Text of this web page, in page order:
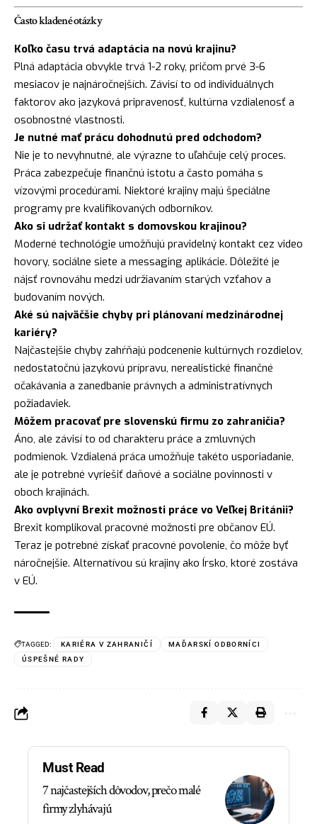
Často kladené otázky
Koľko času trvá adaptácia na novú krajinu?
Plná adaptácia obvykle trvá 1-2 roky, pričom prvé 3-6
mesiacov je najnáročnejších. Závisí to od individuálnych
faktorov ako jazyková pripravenosť, kultúrna vzdialenosť a
osobnostné vlastnosti.
Je nutné mať prácu dohodnutú pred odchodom?
Nie je to nevyhnutné, ale výrazne to uľahčuje celý proces.
Práca zabezpečuje finančnú istotu a často pomáha s
vízovými procedúrami. Niektoré krajiny majú špeciálne
programy pre kvalifikovaných odborníkov.
Ako si udržať kontakt s domovskou krajinou?
Moderné technológie umožňujú pravidelný kontakt cez video
hovory, sociálne siete a messaging aplikácie. Dôležité je
nájsť rovnováhu medzi udržiavaním starých vzťahov a
budovaním nových.
Aké sú najväčšie chyby pri plánovaní medzinárodnej
kariéry?
Najčastejšie chyby zahŕňajú podcenenie kultúrnych rozdielov,
nedostatočnú jazykovú prípravu, nerealistické finančné
očakávania a zanedbanie právnych a administratívnych
požiadaviek.
Môžem pracovať pre slovenskú firmu zo zahraničia?
Áno, ale závisí to od charakteru práce a zmluvných
podmienok. Vzdialená práca umožňuje takéto usporiadanie,
ale je potrebné vyriešiť daňové a sociálne povinnosti v
oboch krajinách.
Ako ovplyvní Brexit možnosti práce vo Veľkej Británii?
Brexit komplikoval pracovné možnosti pre občanov EÚ.
Teraz je potrebné získať pracovné povolenie, čo môže byť
náročnejšie. Alternatívou sú krajiny ako Írsko, ktoré zostáva
v EÚ.
TAGGED: KARIÉRA V ZAHRANIČÍ
MAĎARSKÍ ODBORNÍCI
ÚSPEŠNÉ RADY
Must Read
7 najčastejších dôvodov, prečo malé
firmy zlyhávajú